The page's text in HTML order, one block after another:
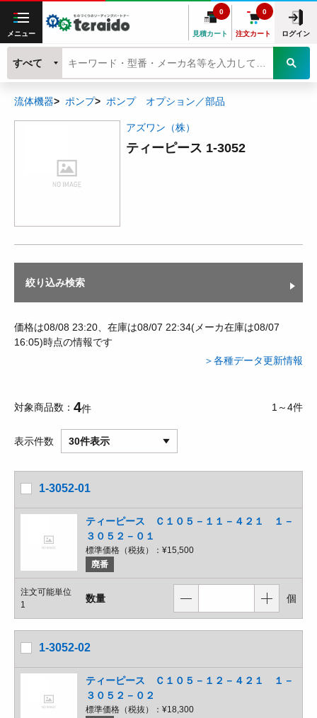
メニュー 見積カート
0
注文カート
0
ログイン
すべて
流体機器 ポンプ ポンプ オプション／部品
アズワン（株）
ティーピース 1-3052
絞り込み検索
価格は08/08 23:20、在庫は08/07 22:34(メーカ在庫は08/07
16:05)時点の情報です
＞各種データ更新情報
対象商品数 4件 1～4件
表示件数 30件表示
1-3052-01
ティーピース Ｃ１０５－１１－４２１ １－
３０５２－０１
標準価格（税抜）： ¥15,500
廃番
注文可能単位
1
数量 個
1-3052-02
ティーピース Ｃ１０５－１２－４２１ １－
３０５２－０２
標準価格（税抜）： ¥18,300